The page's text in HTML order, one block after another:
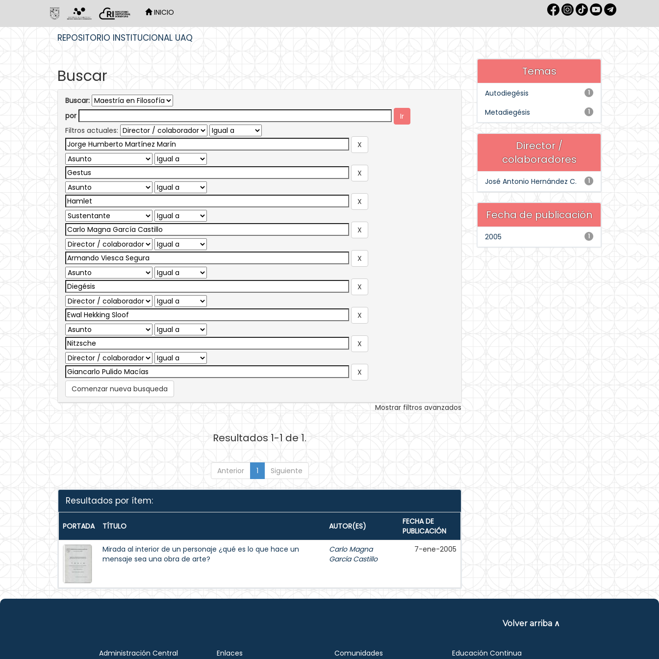
INICIO
REPOSITORIO INSTITUCIONAL UAQ
Buscar
Buscar:
por
Filtros actuales:
Comenzar nueva busqueda
Mostrar filtros avanzados
Resultados 1-1 de 1.
Anterior 1 Siguiente
Resultados por ítem:
PORTADA TÍTULO AUTOR(ES)
FECHA DE
PUBLICACIÓN
Mirada al interior de un personaje ¿qué es lo que hace un
mensaje sea una obra de arte?
Carlo Magna
García Castillo
7-ene-2005
Temas
1
Autodiegésis
1
Metadiegésis
Director /
colaboradores
1
José Antonio Hernández C.
Fecha de publicación
1
2005
Volver arriba ∧
Administración Central Enlaces Comunidades Educación Continua